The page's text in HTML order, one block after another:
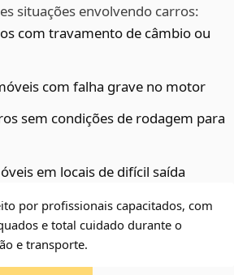
situações envolvendo carros:
com travamento de câmbio ou
com falha grave no motor
sem condições de rodagem para
em locais de difícil saída
por profissionais capacitados, com
e total cuidado durante o
e transporte.